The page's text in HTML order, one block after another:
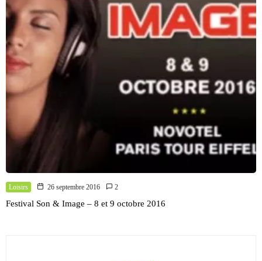
Loisirs 26 septembre 2016 2
Festival Son & Image – 8 et 9 octobre 2016